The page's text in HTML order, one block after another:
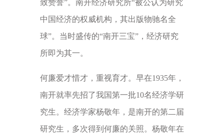
致赞誉”。南开经济研究所“被公认为研究
中国经济的权威机构，其出版物驰名全
球”。当时盛传的“南开三宝”，经济研究
所即为其一。
何廉爱才惜才，重视育才。早在1935年，
南开就率先招了我国第一批10名经济学研
究生。经济学家杨敬年，是南开的第二届
研究生，多次得到何廉的关照。杨敬年在